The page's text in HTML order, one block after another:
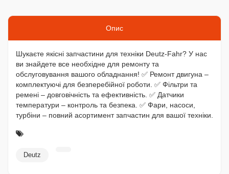
Опис
Шукаєте якісні запчастини для техніки Deutz-Fahr? У нас
ви знайдете все необхідне для ремонту та
обслуговування вашого обладнання! ✅ Ремонт двигуна –
комплектуючі для безперебійної роботи. ✅ Фільтри та
ремені – довговічність та ефективність. ✅ Датчики
температури – контроль та безпека. ✅ Фари, насоси,
турбіни – повний асортимент запчастин для вашої техніки.
Deutz